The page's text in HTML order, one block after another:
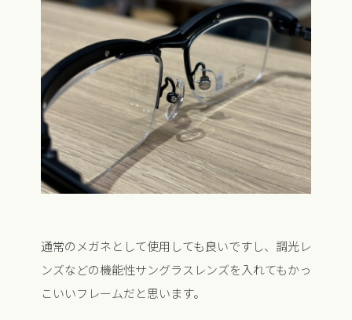
通常のメガネとして使用しても良いですし、調光レ
ンズなどの機能性サングラスレンズを入れてもかっ
こいいフレームだと思います。